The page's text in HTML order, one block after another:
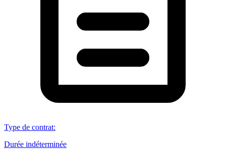
Type de contrat:
Durée indéterminée